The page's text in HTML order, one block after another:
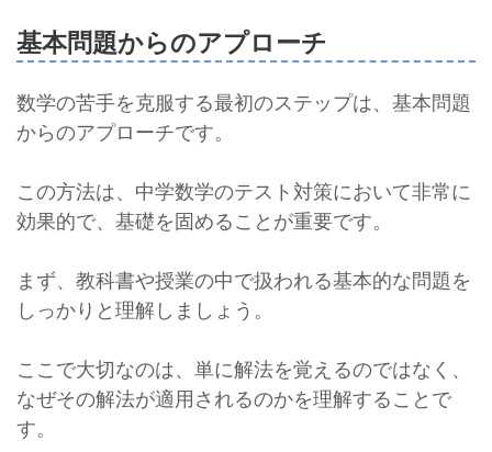
基本問題からのアプローチ
数学の苦手を克服する最初のステップは、基本問題
からのアプローチです。
この方法は、中学数学のテスト対策において非常に
効果的で、基礎を固めることが重要です。
まず、教科書や授業の中で扱われる基本的な問題を
しっかりと理解しましょう。
ここで大切なのは、単に解法を覚えるのではなく、
なぜその解法が適用されるのかを理解することで
す。